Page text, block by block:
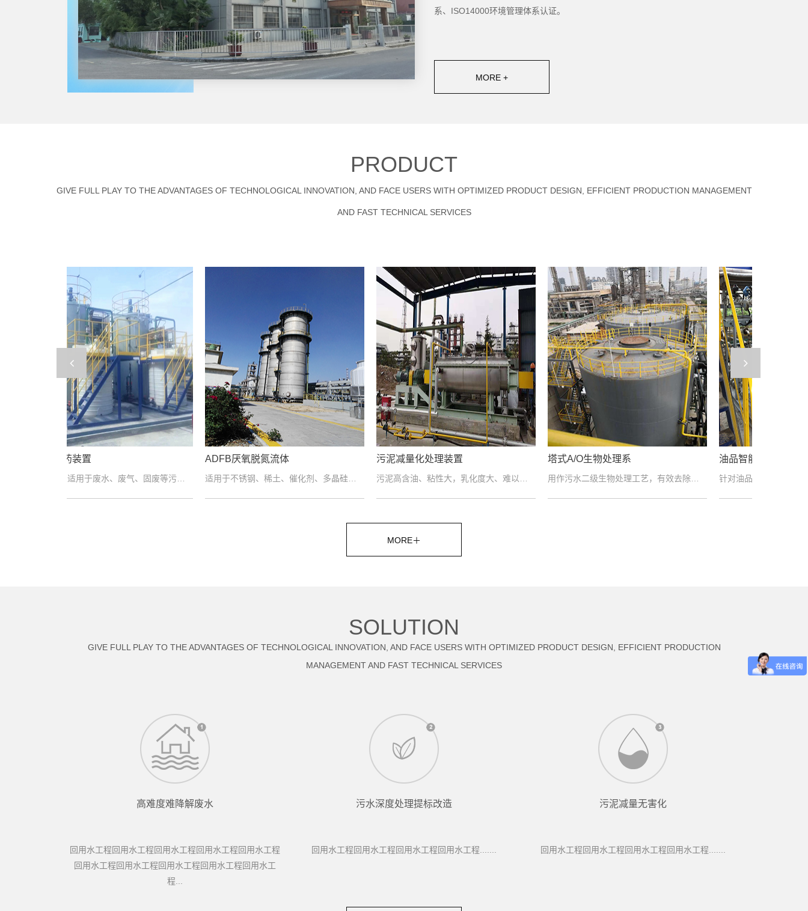
系、ISO14000环境管理体系认证。
MORE +
PRODUCT
GIVE FULL PLAY TO THE ADVANTAGES OF TECHNOLOGICAL INNOVATION, AND FACE USERS WITH OPTIMIZED PRODUCT DESIGN, EFFICIENT PRODUCTION MANAGEMENT
AND FAST TECHNICAL SERVICES
ADFB厌氧脱氮流体
适用于不锈钢、稀土、催化剂、多晶硅、硝化棉、煤化工乙二醇生产等行业。特别适用于废水因硝酸盐浓度高，传....
污泥减量化处理装置
污泥高含油、粘性大，乳化度大、难以脱水，且分离过程中会产生有毒有害气体。采用专用助剂破乳后，用叠螺脱....
塔式A/O生物处理系
用作污水二级生物处理工艺，有效去除污水中的有机物及总氮，同时还有一定的除磷效果；瘦高状塔式反应器适合....
油品智能调和加剂系统
针对油品管道调合各种添加剂开发的控制优化系统，能够精确执行调合配方，适用汽油、柴油、航煤等在线调合生....
MORE＋
SOLUTION
GIVE FULL PLAY TO THE ADVANTAGES OF TECHNOLOGICAL INNOVATION, AND FACE USERS WITH OPTIMIZED PRODUCT DESIGN, EFFICIENT PRODUCTION
MANAGEMENT AND FAST TECHNICAL SERVICES
高难度难降解废水
回用水工程回用水工程回用水工程回用水工程回用水工程
回用水工程回用水工程回用水工程回用水工程回用水工
程...
污水深度处理提标改造
回用水工程回用水工程回用水工程回用水工程.......
污泥减量无害化
回用水工程回用水工程回用水工程回用水工程.......